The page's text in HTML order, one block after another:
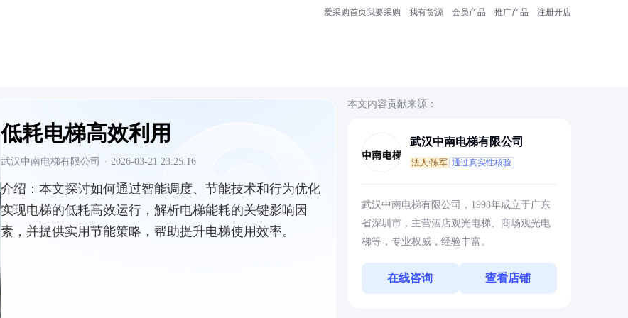
爱采购首页我要采购 我有货源 会员产品 推广产品 注册开店
低耗电梯高效利用
武汉中南电梯有限公司 · 2026-03-21 23:25:16
介绍： 本文探讨如何通过智能调度、节能技术和行为优化
实现电梯的低耗高效运行，解析电梯能耗的关键影响因
素，并提供实用节能策略，帮助提升电梯使用效率。
本文内容贡献来源：
武汉中南电梯有限公司
法人:陈军 通过真实性核验
武汉中南电梯有限公司，1998年成立于广东
省深圳市，主营酒店观光电梯、商场观光电
梯等，专业权威，经验丰富。
在线咨询 查看店铺